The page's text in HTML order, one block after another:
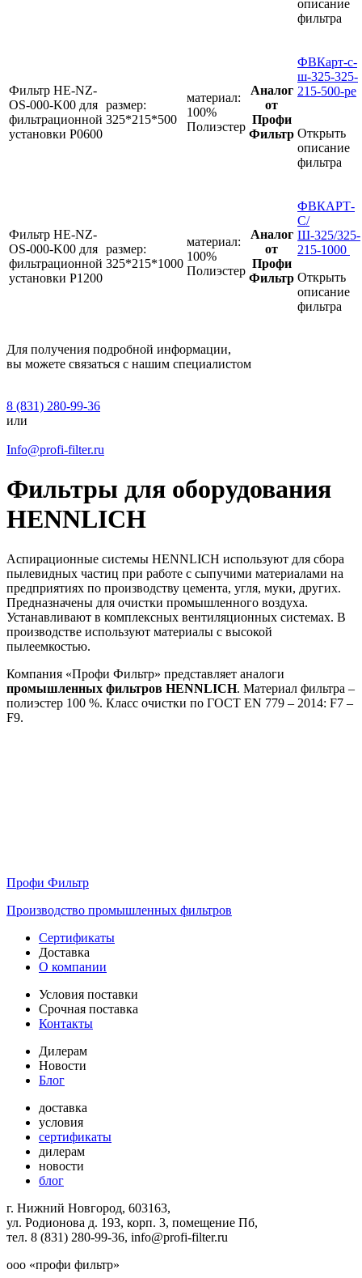
описание
фильтра
Фильтр HE-NZ-
OS-000-K00 для
фильтрационной
установки P0600
размер:
325*215*500
материал:
100%
Полиэстер
Аналог
от
Профи
Фильтр
ФВКарт-с-
ш-325-325-
215-500-pe
Открыть
описание
фильтра
Фильтр HE-NZ-
OS-000-K00 для
фильтрационной
установки P1200
размер:
325*215*1000
материал:
100%
Полиэстер
Аналог
от
Профи
Фильтр
ФВКАРТ-
С/
Ш-325/325-
215-1000
Открыть
описание
фильтра
Для получения подробной информации,
вы можете связаться с нашим специалистом
8 (831) 280-99-36
или
Info@profi-filter.ru
Фильтры для оборудования
HENNLICH
Аспирационные системы HENNLICH используют для сбора
пылевидных частиц при работе с сыпучими материалами на
предприятиях по производству цемента, угля, муки, других.
Предназначены для очистки промышленного воздуха.
Устанавливают в комплексных вентиляционных системах. В
производстве используют материалы с высокой
пылеемкостью.
Компания «Профи Фильтр» представляет аналоги
промышленных фильтров HENNLICH. Материал фильтра –
полиэстер 100 %. Класс очистки по ГОСТ EN 779 – 2014: F7 –
F9.
Профи Фильтр
Производство промышленных фильтров
Сертификаты
Доставка
О компании
Условия поставки
Срочная поставка
Контакты
Дилерам
Новости
Блог
доставка
условия
сертификаты
дилерам
новости
блог
г. Нижний Новгород, 603163,
ул. Родионова д. 193, корп. 3, помещение Пб,
тел. 8 (831) 280-99-36, info@profi-filter.ru
ооо «профи фильтр»